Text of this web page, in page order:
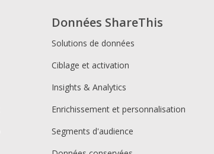
Données ShareThis
Solutions de données
Ciblage et activation
Insights & Analytics
Enrichissement et personnalisation
Segments d'audience